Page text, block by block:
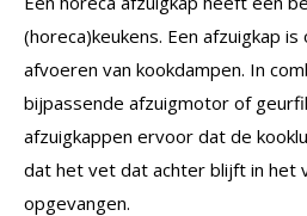
(horeca)keukens. Een afzuigkap
afvoeren van kookdampen. In
bijpassende afzuigmotor of
afzuigkappen ervoor dat de
dat het vet dat achter blijft in het
opgevangen.